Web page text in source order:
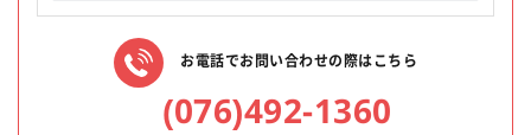
お電話でお問い合わせの際はこちら
(076)492-1360